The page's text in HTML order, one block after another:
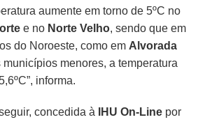
aumente em torno de 5ºC no
e no Norte Velho, sendo que em
do Noroeste, como em Alvorada
municípios menores, a temperatura
informa.
concedida à IHU On-Line por